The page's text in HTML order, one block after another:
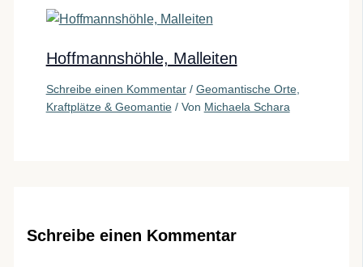
Hoffmannshöhle, Malleiten
Schreibe einen Kommentar / Geomantische Orte,
Kraftplätze & Geomantie/ Von Michaela Schara
Schreibe einen Kommentar